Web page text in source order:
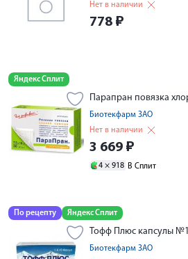
Нет в наличии
778 ₽
Яндекс Сплит
Парапран повязка
Биотекфарм ЗАО
Нет в наличии
3 669 ₽
4 × 918 В Сплит
По рецепту Яндекс Сплит
Тофф Плюс капсулы
Биотекфарм ЗАО